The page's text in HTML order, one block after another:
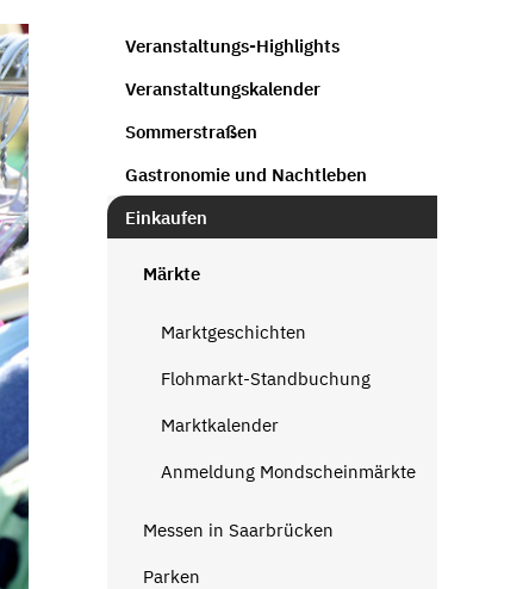
Veranstaltungs-Highlights
Veranstaltungskalender
Sommerstraßen
Gastronomie und Nachtleben
Einkaufen
Märkte
Marktgeschichten
Flohmarkt-Standbuchung
Marktkalender
Anmeldung Mondscheinmärkte
Messen in Saarbrücken
Parken